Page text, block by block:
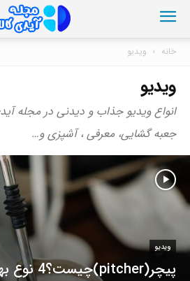
خانه ویدیو
ویدیو
انواع ویدیو جذاب و دیدنی در مجله
جعبه گشایی، معرفی ، آشپزی و…
ویدیو
پیچر(pitcher)چیست؟4 نوع بهترین پیچر